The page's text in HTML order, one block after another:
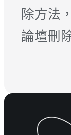
除方法
論壇刪